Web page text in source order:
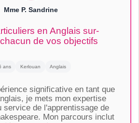
Mme P. Sandrine
en Anglais sur-
de vos objectifs
ans Kerlouan Anglais
significative en tant que
je mets mon expertise
service de l'apprentissage de
Mon parcours inclut